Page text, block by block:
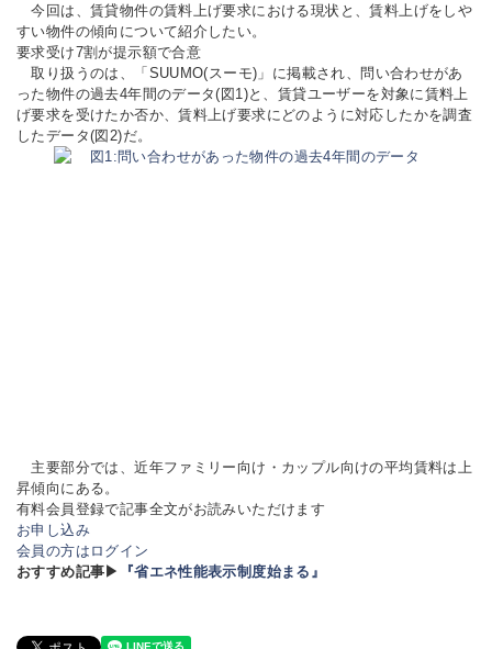
今回は、賃貸物件の賃料上げ要求における現状と、賃料上げをしや
すい物件の傾向について紹介したい。
要求受け7割が提示額で合意
取り扱うのは、「SUUMO(スーモ)」に掲載され、問い合わせがあ
った物件の過去4年間のデータ(図1)と、賃貸ユーザーを対象に賃料上
げ要求を受けたか否か、賃料上げ要求にどのように対応したかを調査
したデータ(図2)だ。
主要部分では、近年ファミリー向け・カップル向けの平均賃料は上
昇傾向にある。
有料会員登録で記事全文がお読みいただけます
お申し込み
会員の方はログイン
おすすめ記事▶
『省エネ性能表示制度始まる』